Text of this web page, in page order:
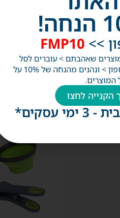
>>
FMP10
שאהבתם > עוברים לסל
הקניות > מזינים את הקופון > ונהנים מהנחה של 10% על
המוצרים.
הקנייה לחצו
עסקים*